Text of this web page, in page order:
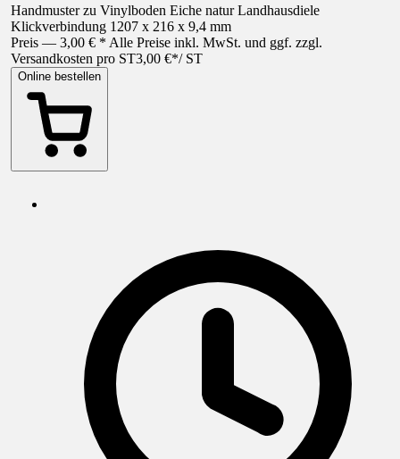
Handmuster zu Vinylboden Eiche natur Landhausdiele
Klickverbindung 1207 x 216 x 9,4 mm
Preis — 3,00 € * Alle Preise inkl. MwSt. und ggf. zzgl.
Versandkosten pro ST3,00 €*/ ST
Online bestellen